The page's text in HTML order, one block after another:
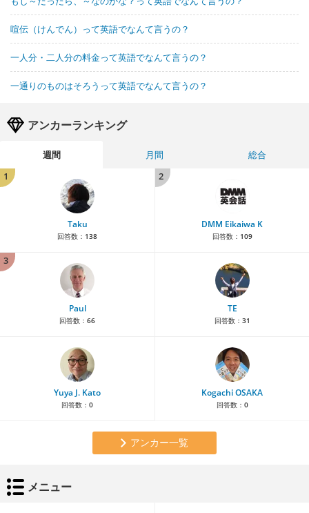
喧伝（けんでん）って英語でなんて言うの？
一人分・二人分の料金って英語でなんて言うの？
一通りのものはそろうって英語でなんて言うの？
アンカーランキング
週間 月間
総合
1
Taku
回答数： 138
2
DMM Eikaiwa K
回答数： 109
3
Paul
回答数： 66
TE
回答数： 31
Yuya J. Kato
回答数： 0
Kogachi OSAKA
回答数： 0
アンカー一覧
メニュー